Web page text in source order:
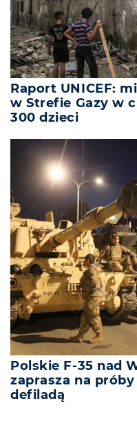
Raport UNICEF:
w Strefie Gazy w
300 dzieci
Polskie F-35 nad
zaprasza na
defiladą